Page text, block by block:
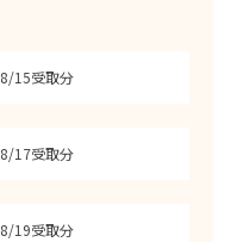
8/15受取分
8/17受取分
8/19受取分